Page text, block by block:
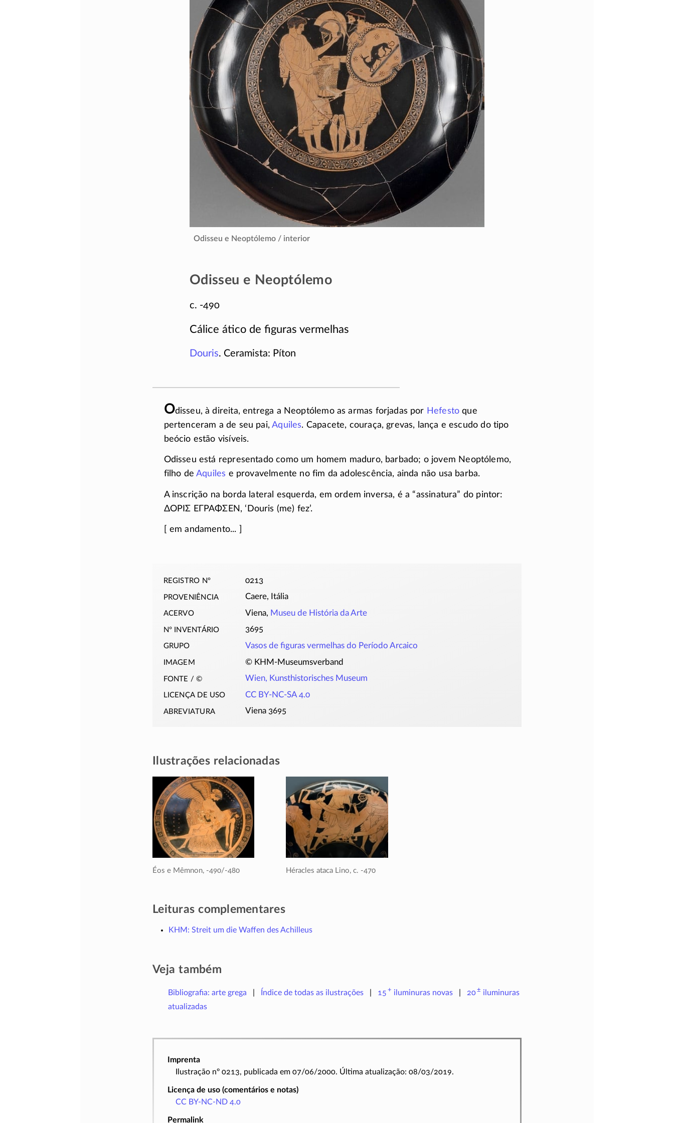
Odisseu e Neoptólemo / interior
Odisseu e Neoptólemo
c. -490
Cálice ático de figuras vermelhas
Douris. Ceramista: Píton
Odisseu, à direita, entrega a Neoptólemo as armas forjadas por Hefesto que
pertenceram a de seu pai,Aquiles. Capacete, couraça, grevas, lança e escudo do tipo
beócio estão visíveis.
Odisseu está representado como um homem maduro, barbado; o jovem Neoptólemo,
filho deAquiles e provavelmente no fim da adolescência, ainda não usa barba.
A inscrição na borda lateral esquerda, em ordem inversa, é a “assinatura” do pintor:
ΔΟΡΙΣ ΕΓΡΑΦΣΕΝ , ‘Douris (me) fez’.
[ em andamento... ]
registro nº 0213
proveniência Caere, Itália
acervo Viena, Museu de História da Arte
nº inventário 3695
grupo Vasos de figuras vermelhas do Período Arcaico
imagem © KHM-Museumsverband
fonte / © Wien, Kunsthistorisches Museum
licença de uso CC BY-NC-SA 4.0
abreviatura Viena 3695
Ilustrações relacionadas
Éos e Mêmnon, -490/-480 Héracles ataca Lino, c. -470
Leituras complementares
KHM: Streit um die Waffen des Achilleus
Veja também
Bibliografia: arte grega Índice de todas as ilustrações 15 + iluminurasnovas 20± iluminuras
atualizadas
Imprenta
Ilustração nº 0213, publicada em 07/06/2000. Última atualização: 08/03/2019.
Licença de uso (comentários e notas)
CC BY-NC-ND 4.0
Permalink